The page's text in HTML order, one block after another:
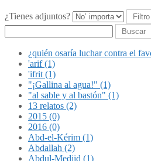
¿Tienes adjuntos?
Buscar
¿quién osaría luchar contra el
'arif (1)
'ifrit (1)
"¡Gallina al agua!" (1)
"al sable y al bastón" (1)
13 relatos (2)
2015 (0)
2016 (0)
Abd-el-Kérim (1)
Abdallah (2)
Abdul-Medjid (1)